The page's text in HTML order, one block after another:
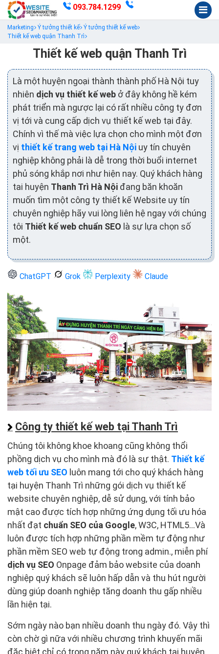
093.784.1299
Marketing Ý tưởng thiết kế Ý tưởng thiết kế web
Thiết kế web quận Thanh Trì
Thiết kế web quận Thanh Trì
Là một huyện ngoại thành thành phố Hà Nội tuy
nhiên dịch vụ thiết kế web ở đây không hề kém
phát triển mà ngược lại có rất nhiều công ty đơn
vị tới và cung cấp dịch vụ thiết kế web tại đây.
Chính vì thế mà việc lựa chọn cho mình một đơn
vị thiết kế trang web tại Hà Nội uy tín chuyên
nghiệp không phải là dễ trong thời buổi internet
phủ sóng khắp nơi như hiện nay. Quý khách hàng
tai huyện Thanh Trì Hà Nội đang băn khoăn
muốn tìm một công ty thiết kế Website uy tín
chuyên nghiệp hãy vui lòng liên hệ ngay với chúng
tôi Thiết kế web chuẩn SEO là sự lựa chọn số
một.
ChatGPT Grok Perplexity Claude
Công ty thiết kế web tại Thanh Trì
Chúng tôi không khoe khoang cũng không thổi
phồng dịch vụ cho mình mà đó là sự thật. Thiết kế
web tối ưu SEO luôn mang tới cho quý khách hàng
tại huyện Thanh Trì những gói dịch vụ thiết kế
website chuyên nghiệp, dễ sử dụng, với tính bảo
mật cao được tích hợp những ứng dụng tối ưu hóa
nhất đạt chuẩn SEO của Google, W3C, HTML5...Và
luôn được tích hợp những phần mềm tự động như
phần mềm SEO web tự động trong admin., miễn phí
dịch vụ SEO Onpage đảm bảo website của doanh
nghiệp quý khách sẽ luôn hấp dẫn và thu hút người
dùng giúp doanh nghiệp tăng doanh thu gấp nhiều
lần hiện tại.
Sớm ngày nào bạn nhiều doanh thu ngày đó. Vậy thì
còn chờ gì nữa với nhiều chương trình khuyến mãi
đặc biệt chỉ có trong năm này quý khách tại huyện